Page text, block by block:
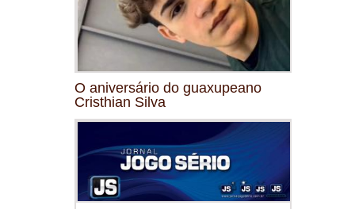
O aniversário do guaxupeano
Cristhian Silva